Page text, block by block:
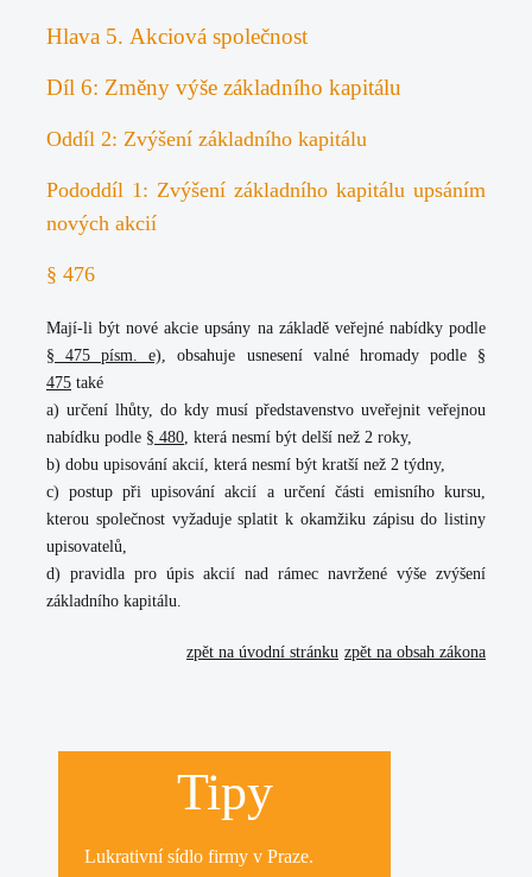
Hlava 5. Akciová společnost
Díl 6: Změny výše základního kapitálu
Oddíl 2: Zvýšení základního kapitálu
Pododdíl 1: Zvýšení základního kapitálu upsáním
nových akcií
§ 476
Mají-li být nové akcie upsány na základě veřejné nabídky podle
§ 475 písm. e), obsahuje usnesení valné hromady podle §
475 také
a) určení lhůty, do kdy musí představenstvo uveřejnit veřejnou
nabídku podle § 480, která nesmí být delší než 2 roky,
b) dobu upisování akcií, která nesmí být kratší než 2 týdny,
c) postup při upisování akcií a určení části emisního kursu,
kterou společnost vyžaduje splatit k okamžiku zápisu do listiny
upisovatelů,
d) pravidla pro úpis akcií nad rámec navržené výše zvýšení
základního kapitálu.
zpět na obsah zákona
zpět na úvodní stránku
Tipy
Lukrativnísídlo firmy v Praze.